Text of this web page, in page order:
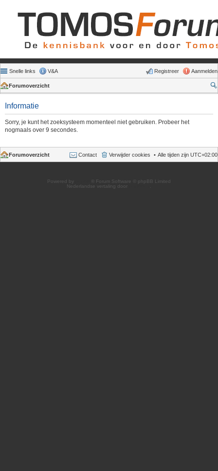
Snelle links V&A Aanmelden
Registreer
Forumoverzicht
Informatie
Sorry, je kunt het zoeksysteem momenteel niet gebruiken. Probeer het
nogmaals over 9 secondes.
Forumoverzicht Alle tijden zijn UTC+02:00
Verwijder cookies
Contact
Powered by
® Forum Software © phpBB Limited
Nederlandse vertaling door